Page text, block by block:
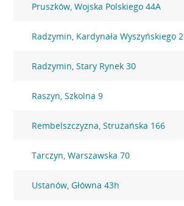
Pruszków, Wojska Polskiego 44A
Radzymin, Kardynała Wyszyńskiego 2
Radzymin, Stary Rynek 30
Raszyn, Szkolna 9
Rembelszczyzna, Strużańska 166
Tarczyn, Warszawska 70
Ustanów, Główna 43h